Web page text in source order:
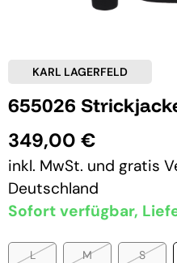
KARL LAGERFELD
655026
349,00 €
inkl. MwSt. und gratis
Deutschland
Sofort verfügbar,
L M S